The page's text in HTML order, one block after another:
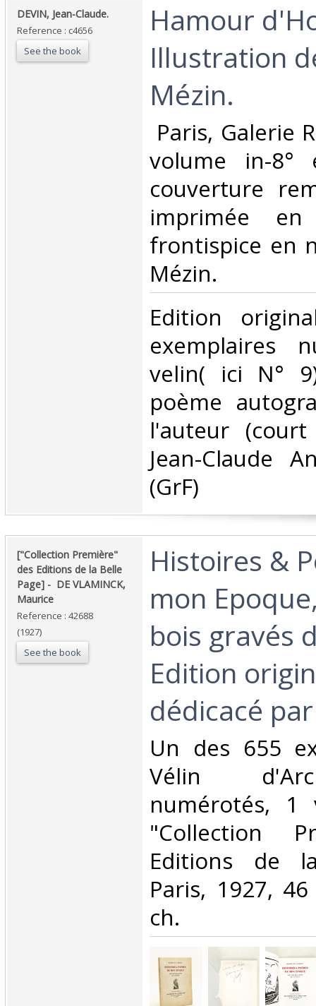
‎DEVIN, Jean-Claude.‎
Reference : c4656
See the book
‎Hamour
Illustration
Mézin.‎
Paris, Galerie
volume in-8°
couverture
imprimée
frontispice en
Mézin.‎
‎Edition
exemplaires
velin( ici N°
poème
l'auteur
Jean-Claude
(GrF) ‎
‎["Collection Première"
des Editions de la Belle
Page] - ‎ ‎DE VLAMINCK,
Maurice‎
Reference : 42688
(1927)
See the book
‎Histoires &
mon
bois gravés
Edition
dédicacé
‎Un des 655
Vélin
numérotés, 1
"Collection
Editions de
Paris, 1927,
ch.‎